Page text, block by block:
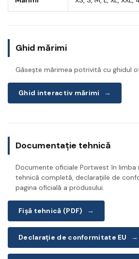
Ghid mărimi
Găsește mărimea potrivită cu ghidul
Ghid interactiv mărimi →
Documentație tehnică
Documente oficiale Portwest în limba
tehnică completă, declarațiile de
pagina oficială a produsului.
Fișă tehnică (PDF) →
Declarație de conformitate EU →